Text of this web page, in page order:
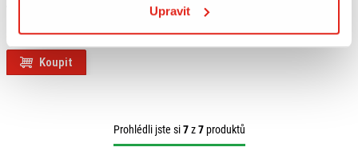
Upravit
Koupit
Prohlédli jste si7z7produktů